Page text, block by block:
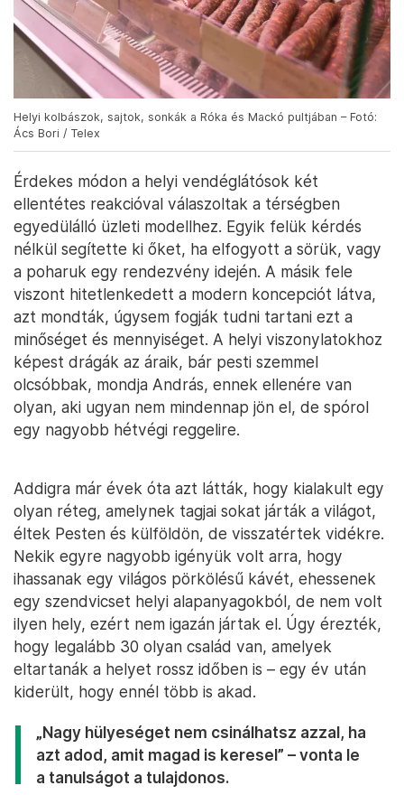
Helyi kolbászok, sajtok, sonkák a Róka és Mackó pultjában – Fotó:
Ács Bori / Telex
Érdekes módon a helyi vendéglátósok két
ellentétes reakcióval válaszoltak a térségben
egyedülálló üzleti modellhez. Egyik felük kérdés
nélkül segítette ki őket, ha elfogyott a sörük, vagy
a poharuk egy rendezvény idején. A másik fele
viszont hitetlenkedett a modern koncepciót látva,
azt mondták, úgysem fogják tudni tartani ezt a
minőséget és mennyiséget. A helyi viszonylatokhoz
képest drágák az áraik, bár pesti szemmel
olcsóbbak, mondja András, ennek ellenére van
olyan, aki ugyan nem mindennap jön el, de spórol
egy nagyobb hétvégi reggelire.
Addigra már évek óta azt látták, hogy kialakult egy
olyan réteg, amelynek tagjai sokat járták a világot,
éltek Pesten és külföldön, de visszatértek vidékre.
Nekik egyre nagyobb igényük volt arra, hogy
ihassanak egy világos pörkölésű kávét, ehessenek
egy szendvicset helyi alapanyagokból, de nem volt
ilyen hely, ezért nem igazán jártak el. Úgy érezték,
hogy legalább 30 olyan család van, amelyek
eltartanák a helyet rossz időben is – egy év után
kiderült, hogy ennél több is akad.
„Nagy hülyeséget nem csinálhatsz azzal, ha
azt adod, amit magad is keresel” – vonta le
a tanulságot a tulajdonos.